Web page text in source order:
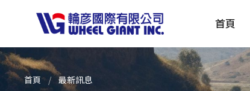
首頁
首頁 最新訊息